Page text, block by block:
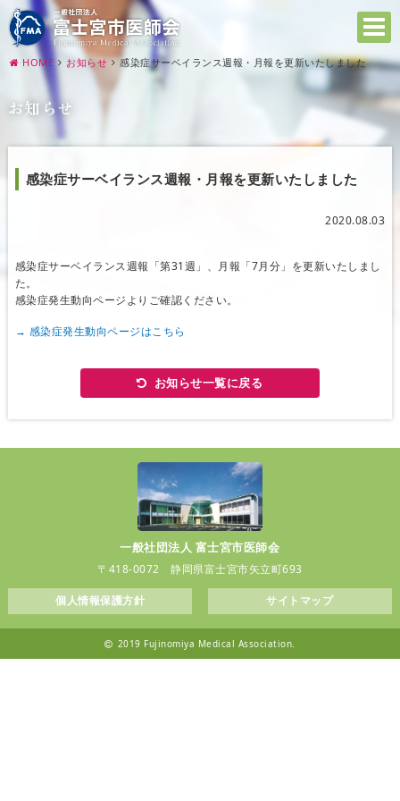
HOME お知らせ 感染症サーベイランス週報・月報を更新いたしました
お知らせ
感染症サーベイランス週報・月報を更新いたしました
2020.08.03
感染症サーベイランス週報「第31週」、月報「7月分」を更新いたしまし
た。
感染症発生動向ページよりご確認ください。
→ 感染症発生動向ページはこちら
お知らせ一覧に戻る
一般社団法人 富士宮市医師会
〒418-0072 静岡県富士宮市矢立町693
個人情報保護方針 サイトマップ
2019 Fujinomiya Medical Association.